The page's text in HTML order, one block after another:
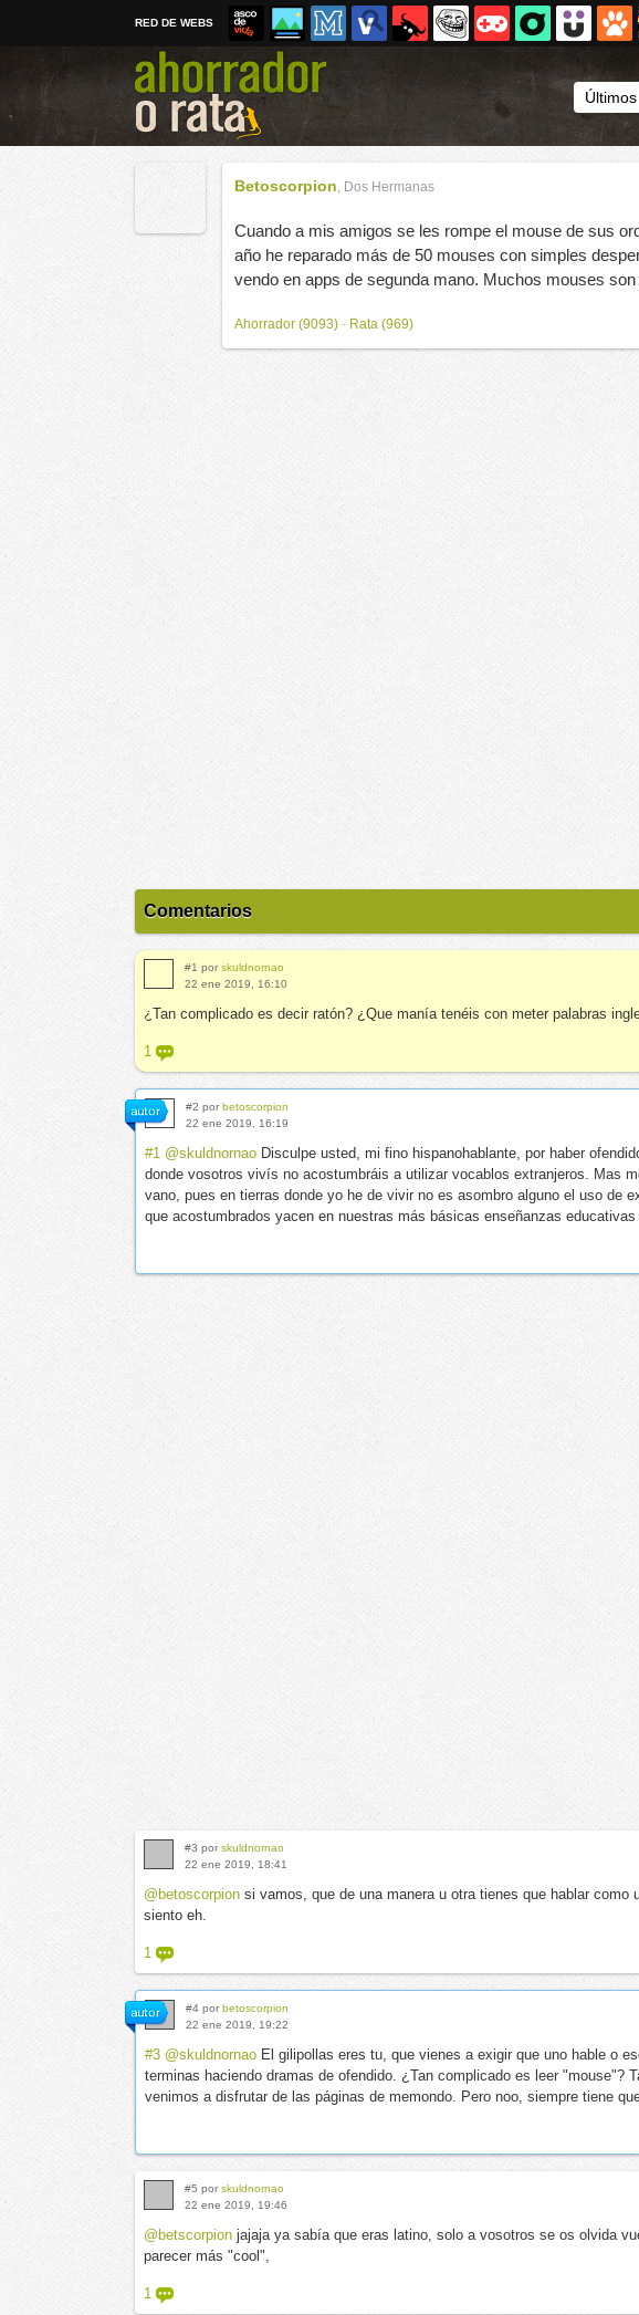
RED DE WEBS
Últimos
Betoscorpion, Dos Hermanas
Cuando a mis amigos se les rompe el mouse de sus
año he reparado más de 50 mouses con simples
vendo en apps de segunda mano. Muchos mouses
Ahorrador (9093) - Rata (969)
Comentarios
#1 por skuldnornao
22 ene 2019, 16:10
¿Tan complicado es decir ratón? ¿Que manía tenéis con meter palabras
1
#2 por betoscorpion
22 ene 2019, 16:19
#1 @skuldnornao Disculpe usted, mi fino hispanohablante, por haber
donde vosotros vivís no acostumbráis a utilizar vocablos extranjeros. Mas
vano, pues en tierras donde yo he de vivir no es asombro alguno el uso de
que acostumbrados yacen en nuestras más básicas enseñanzas
#3 por skuldnornao
22 ene 2019, 18:41
@betoscorpion si vamos, que de una manera u otra tienes que hablar
siento eh.
1
#4 por betoscorpion
22 ene 2019, 19:22
#3 @skuldnornao El gilipollas eres tu, que vienes a exigir que uno hable o
terminas haciendo dramas de ofendido. ¿Tan complicado es leer "mouse"?
venimos a disfrutar de las páginas de memondo. Pero noo, siempre tiene
#5 por skuldnornao
22 ene 2019, 19:46
@betscorpion jajaja ya sabía que eras latino, solo a vosotros se os olvida
parecer más "cool",
1